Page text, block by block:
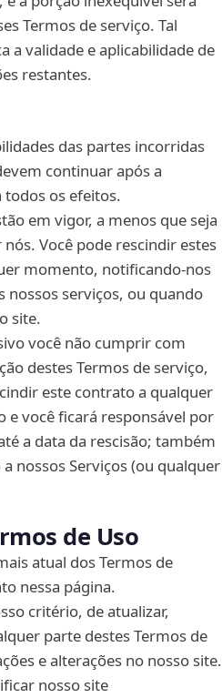
Termos de serviço. Tal
a validade e aplicabilidade de
restantes.
das partes incorridas
continuar após a
todos os efeitos.
em vigor, a menos que seja
Você pode rescindir estes
momento, notificando-nos
nossos serviços, ou quando
site.
você não cumprir com
destes Termos de serviço,
este contrato a qualquer
você ficará responsável por
a data da rescisão; também
nossos Serviços (ou qualquer
de Uso
atual dos Termos de
nessa página.
critério, de atualizar,
parte destes Termos de
e alterações no nosso site.
nosso site